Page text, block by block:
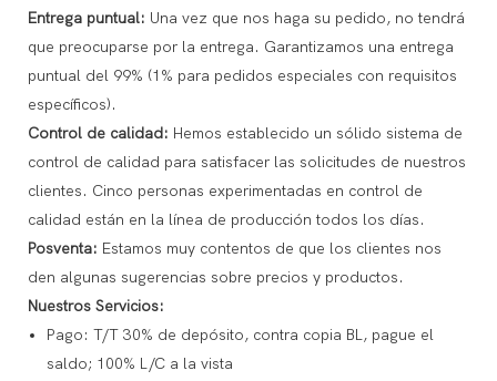
Entrega puntual: Una vez que nos haga su pedido, no tendrá
que preocuparse por la entrega. Garantizamos una entrega
puntual del 99% (1% para pedidos especiales con requisitos
específicos).
Control de calidad: Hemos establecido un sólido sistema de
control de calidad para satisfacer las solicitudes de nuestros
clientes. Cinco personas experimentadas en control de
calidad están en la línea de producción todos los días.
Posventa: Estamos muy contentos de que los clientes nos
den algunas sugerencias sobre precios y productos.
Nuestros Servicios:
Pago: T/T 30% de depósito, contra copia BL, pague el
saldo; 100% L/C a la vista